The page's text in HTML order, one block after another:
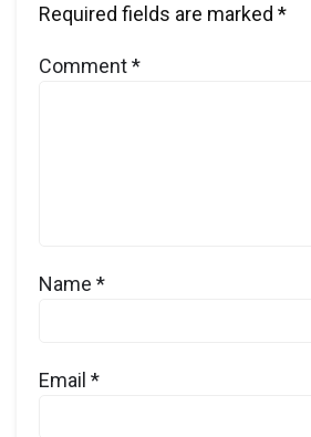
Required fields are marked *
Comment*
Name *
Email *